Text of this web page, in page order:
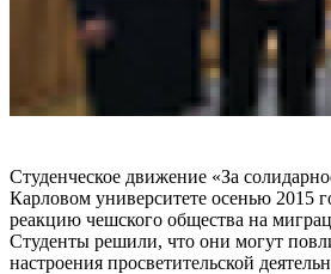
Студенческое движение «За
Карловом университете осенью 2015
реакцию чешского общества на
Студенты решили, что они могут
настроения просветительской